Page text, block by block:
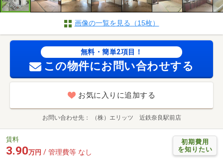
画像の一覧を見る（15枚）
無料・簡単2項目！
この物件にお問い合わせする
お気に入りに追加する
お問い合わせ先 （株）エリッツ 近鉄奈良駅前店
初期費用
を知りたい
賃料
3.90万円 / 管理費等 なし